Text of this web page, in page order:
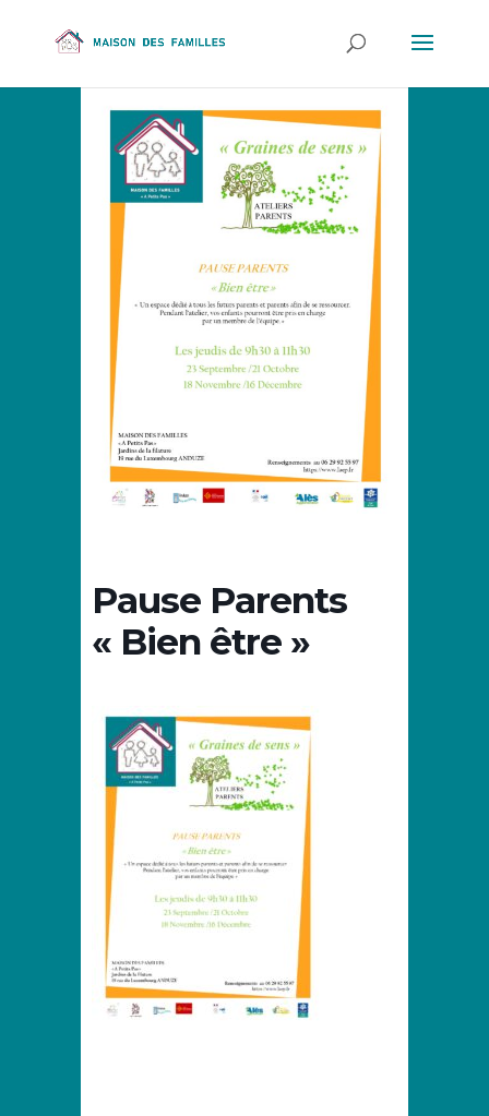
Pause Parents
« Bien être »